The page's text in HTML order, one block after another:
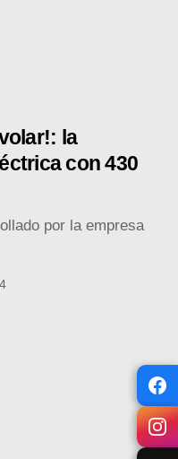
la
con 430
por la empresa